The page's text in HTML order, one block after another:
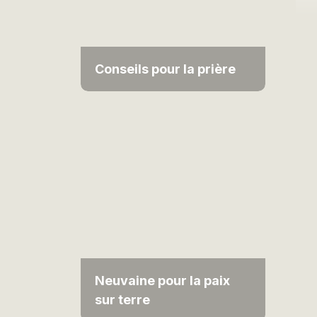
Conseils pour la prière
Neuvaine pour la paix
sur terre